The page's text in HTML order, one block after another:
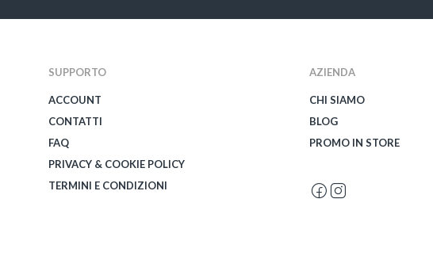
SUPPORTO
ACCOUNT
CONTATTI
FAQ
PRIVACY & COOKIE POLICY
TERMINI E CONDIZIONI
AZIENDA
CHI SIAMO
BLOG
PROMO IN STORE